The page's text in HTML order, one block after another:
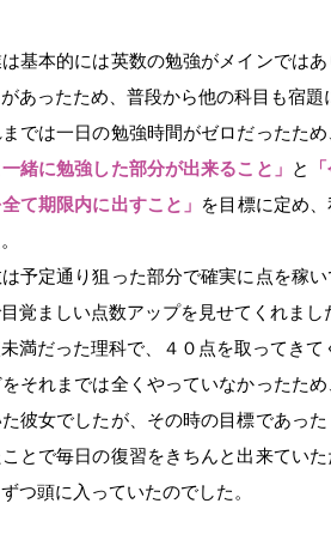
基本的には英数の勉強がメインでは
あったため、普段から他の科目も宿題
では一日の勉強時間がゼロだったた
緒に勉強した部分が出来ること」 と
て期限内に出すこと」 を目標に定め
予定通り狙った部分で確実に点を稼い
覚ましい点数アップを見せてくれまし
満だった理科で、４０点を取ってきて
それまでは全くやっていなかったた
彼女でしたが、その時の目標であっ
とで毎日の復習をきちんと出来てい
つ頭に入っていたのでした。